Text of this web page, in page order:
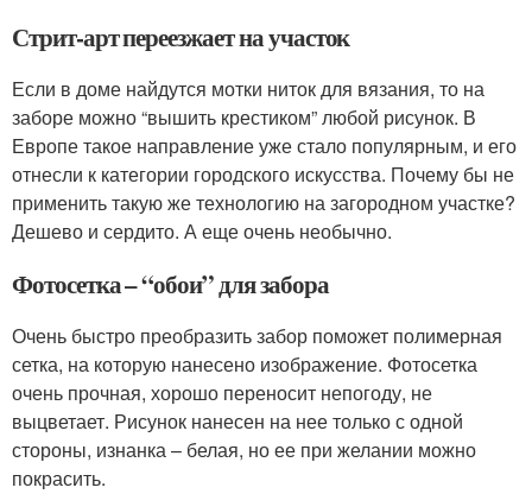
Стрит-арт переезжает на участок
Если в доме найдутся мотки ниток для вязания, то на
заборе можно “вышить крестиком” любой рисунок. В
Европе такое направление уже стало популярным, и его
отнесли к категории городского искусства. Почему бы не
применить такую же технологию на загородном участке?
Дешево и сердито. А еще очень необычно.
Фотосетка – “обои” для забора
Очень быстро преобразить забор поможет полимерная
сетка, на которую нанесено изображение. Фотосетка
очень прочная, хорошо переносит непогоду, не
выцветает. Рисунок нанесен на нее только с одной
стороны, изнанка – белая, но ее при желании можно
покрасить.